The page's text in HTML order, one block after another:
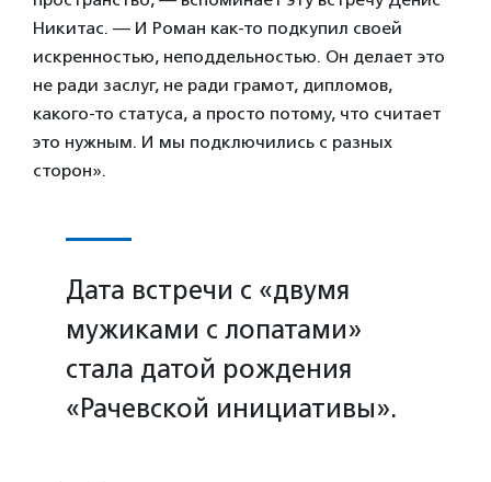
Никитас. — И Роман как-то подкупил своей
искренностью, неподдельностью. Он делает это
не ради заслуг, не ради грамот, дипломов,
какого-то статуса, а просто потому, что считает
это нужным. И мы подключились с разных
сторон».
Дата встречи с «двумя
мужиками с лопатами»
стала датой рождения
«Рачевской инициативы».